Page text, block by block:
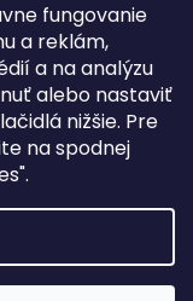
fungovanie
a reklám,
a na analýzu
alebo nastaviť
nižšie. Pre
na spodnej